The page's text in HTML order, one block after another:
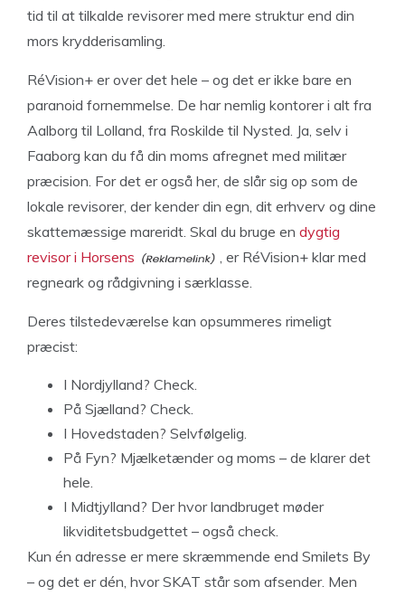
tid til at tilkalde revisorer med mere struktur end din
mors krydderisamling.
RéVision+ er over det hele – og det er ikke bare en
paranoid fornemmelse. De har nemlig kontorer i alt fra
Aalborg til Lolland, fra Roskilde til Nysted. Ja, selv i
Faaborg kan du få din moms afregnet med militær
præcision. For det er også her, de slår sig op som de
lokale revisorer, der kender din egn, dit erhverv og dine
skattemæssige mareridt. Skal du bruge en dygtig
revisor i Horsens
, er RéVision+ klar med
regneark og rådgivning i særklasse.
Deres tilstedeværelse kan opsummeres rimeligt
præcist:
I Nordjylland? Check.
På Sjælland? Check.
I Hovedstaden? Selvfølgelig.
På Fyn? Mjælketænder og moms – de klarer det
hele.
I Midtjylland? Der hvor landbruget møder
likviditetsbudgettet – også check.
Kun én adresse er mere skræmmende end Smilets By
– og det er dén, hvor SKAT står som afsender. Men